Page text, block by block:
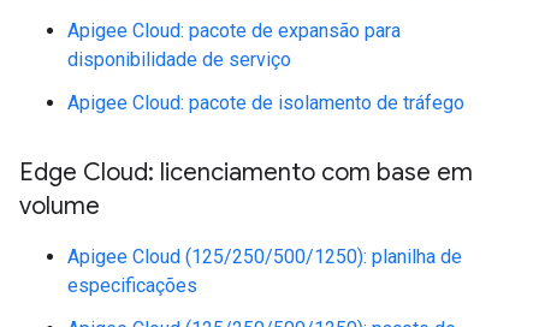
Apigee Cloud: pacote de expansão para
disponibilidade de serviço
Apigee Cloud: pacote de isolamento de tráfego
Edge Cloud: licenciamento com base em
volume
Apigee Cloud (125/250/500/1250): planilha de
especificações